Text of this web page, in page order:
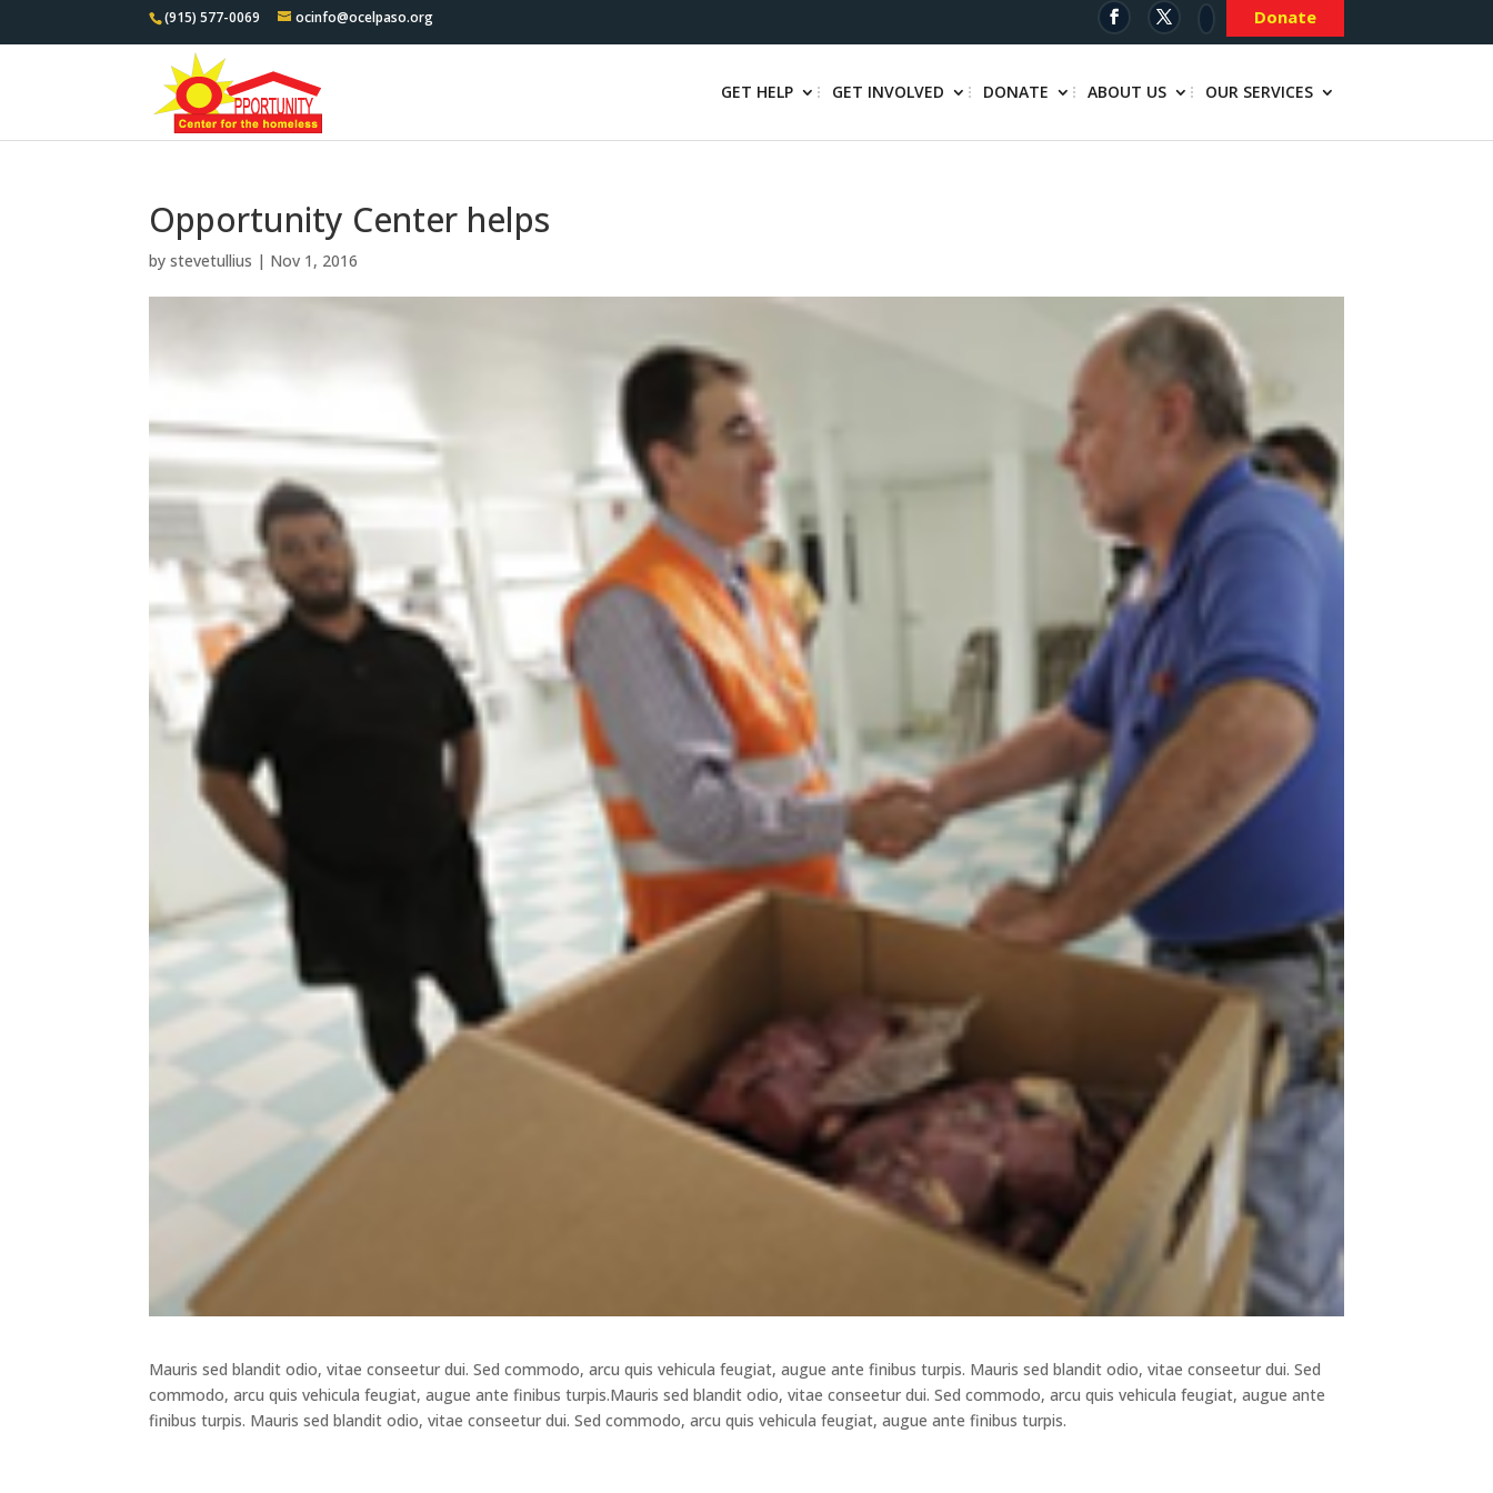
(915) 577-0069 ocinfo@ocelpaso.org Donate
GET HELP GET INVOLVED DONATE ABOUT US OUR SERVICES
Opportunity Center helps
bystevetullius | Nov 1, 2016
Mauris sed blandit odio, vitae conseetur dui. Sed commodo, arcu quis vehicula feugiat, augue ante finibus turpis. Mauris sed blandit odio, vitae conseetur dui. Sed
commodo, arcu quis vehicula feugiat, augue ante finibus turpis.Mauris sed blandit odio, vitae conseetur dui. Sed commodo, arcu quis vehicula feugiat, augue ante
finibus turpis. Mauris sed blandit odio, vitae conseetur dui. Sed commodo, arcu quis vehicula feugiat, augue ante finibus turpis.